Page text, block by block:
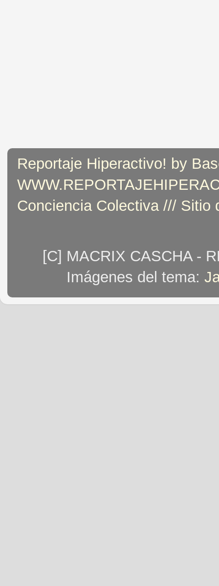
Reportaje Hiperactivo! by
Conciencia Colectiva /// Sitio
[C] MACRIX CASCHA -
Imágenes del tema: